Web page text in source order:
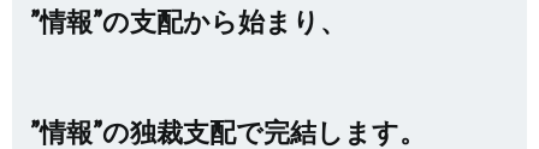
”情報”の支配から始まり、
”情報”の独裁支配で完結します。